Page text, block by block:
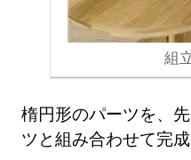
組
楕円形のパーツを、
ツと組み合わせて完成